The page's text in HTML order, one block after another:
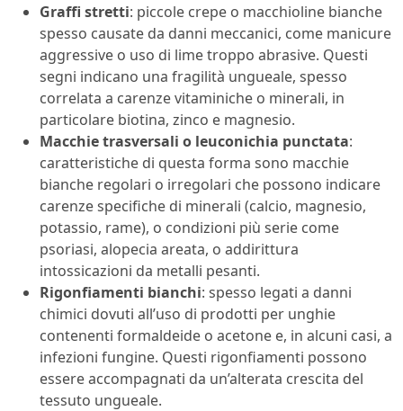
Graffi stretti: piccole crepe o macchioline bianche
spesso causate da danni meccanici, come manicure
aggressive o uso di lime troppo abrasive. Questi
segni indicano una fragilità ungueale, spesso
correlata a carenze vitaminiche o minerali, in
particolare biotina, zinco e magnesio.
Macchie trasversali o leuconichia punctata:
caratteristiche di questa forma sono macchie
bianche regolari o irregolari che possono indicare
carenze specifiche di minerali (calcio, magnesio,
potassio, rame), o condizioni più serie come
psoriasi, alopecia areata, o addirittura
intossicazioni da metalli pesanti.
Rigonfiamenti bianchi: spesso legati a danni
chimici dovuti all’uso di prodotti per unghie
contenenti formaldeide o acetone e, in alcuni casi, a
infezioni fungine. Questi rigonfiamenti possono
essere accompagnati da un’alterata crescita del
tessuto ungueale.